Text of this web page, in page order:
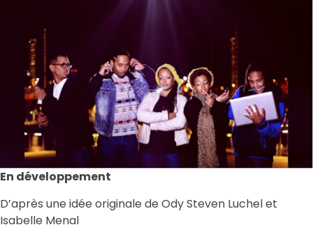
En développement
D’après une idée originale de Ody Steven Luchel et
Isabelle Menal